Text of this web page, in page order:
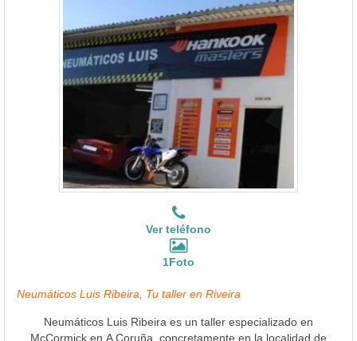
Ver teléfono
1Foto
Neumáticos Luis Ribeira, Tu taller en Riveira
Neumáticos Luis Ribeira es un taller especializado en
McCormick en A Coruña, concretamente en la localidad de